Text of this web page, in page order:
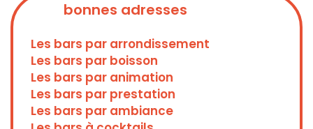
bonnes adresses
Les bars par arrondissement
Les bars par boisson
Les bars par animation
Les bars par prestation
Les bars par ambiance